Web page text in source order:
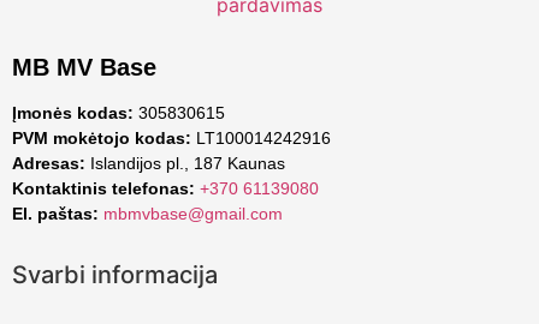
MB MV Base
Įmonės kodas: 305830615
PVM mokėtojo kodas: LT100014242916
Adresas: Islandijos pl., 187 Kaunas
Kontaktinis telefonas: +370 61139080
El. paštas: mbmvbase@gmail.com
Svarbi informacija